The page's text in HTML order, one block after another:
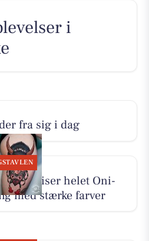
i
fra sig i dag
viser helet Oni-
med stærke farver